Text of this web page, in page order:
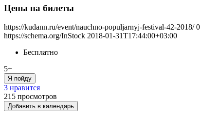
Цены на билеты
https://kudann.ru/event/nauchno-populjarnyj-festival-42-2018/ 0
https://schema.org/InStock 2018-01-31T17:44:00+03:00
Бесплатно
5+
Я пойду
3 нравится
215 просмотров
Добавить в календарь